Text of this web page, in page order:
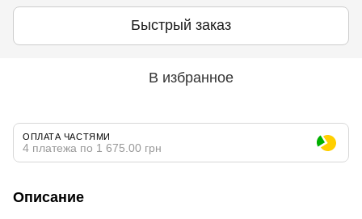
Быстрый заказ
В избранное
ОПЛАТА ЧАСТЯМИ
4 платежа по 1 675.00 грн
Описание